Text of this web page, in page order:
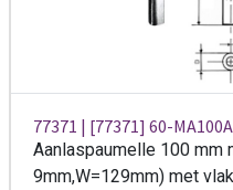
77371 | [77371] 60-
Aanlaspaumelle 100 mm
9mm,W=129mm) met